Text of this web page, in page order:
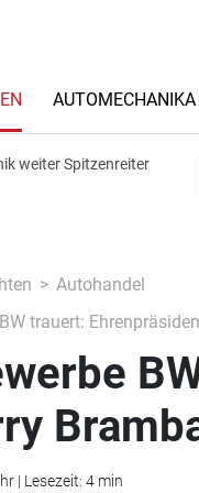
weiter Spitzenreiter
Autohandel
trauert:
| Lesezeit: 4 min